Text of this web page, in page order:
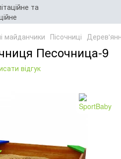
майданчики Пісочниці
Песочница-9
відгук